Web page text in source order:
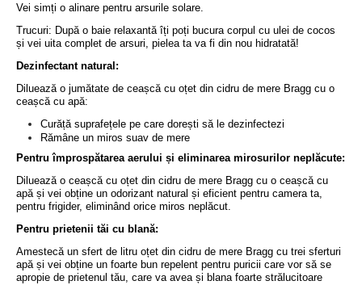
Vei simți o alinare pentru arsurile solare.
Trucuri: După o baie relaxantă îți poți bucura corpul cu ulei de cocos
și vei uita complet de arsuri, pielea ta va fi din nou hidratată!
Dezinfectant natural:
Diluează o jumătate de ceașcă cu oțet din cidru de mere Bragg cu o
ceașcă cu apă:
Curăță suprafețele pe care dorești să le dezinfectezi
Rămâne un miros suav de mere
Pentru împrospătarea aerului și eliminarea mirosurilor neplăcute:
Diluează o ceașcă cu oțet din cidru de mere Bragg cu o ceașcă cu
apă și vei obține un odorizant natural și eficient pentru camera ta,
pentru frigider, eliminând orice miros neplăcut.
Pentru prietenii tăi cu blană:
Amestecă un sfert de litru oțet din cidru de mere Bragg cu trei sferturi
apă și vei obține un foarte bun repelent pentru puricii care vor să se
apropie de prietenul tău, care va avea și blana foarte strălucitoare